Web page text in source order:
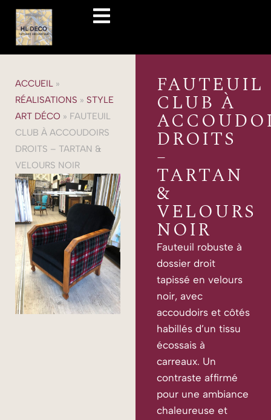
ACCUEIL »
RÉALISATIONS » STYLE
ART DÉCO » FAUTEUIL
CLUB À ACCOUDOIRS
DROITS – TARTAN &
VELOURS NOIR
FAUTEUIL
CLUB À
DROITS
–
TARTAN
&
VELOURS
NOIR
Fauteuil robuste à
dossier droit
tapissé en velours
noir, avec
accoudoirs et côtés
habillés d’un tissu
écossais à
carreaux. Un
contraste affirmé
pour une ambiance
chaleureuse et